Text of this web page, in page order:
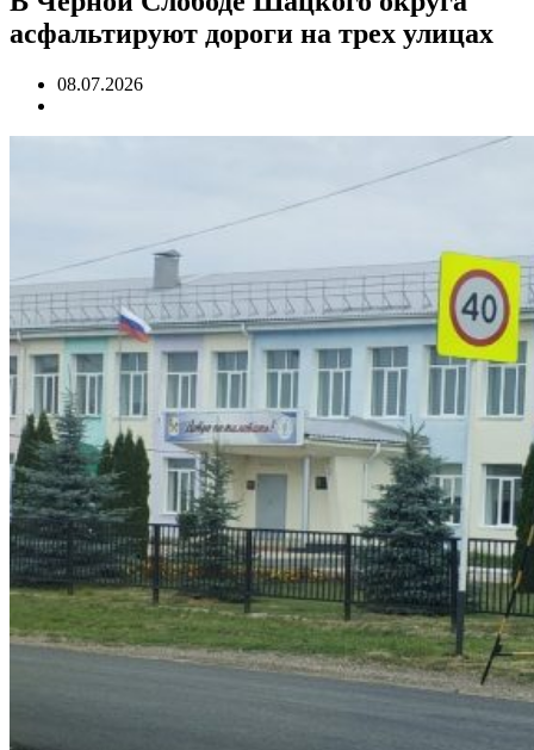
асфальтируют дороги на трех улицах
08.07.2026